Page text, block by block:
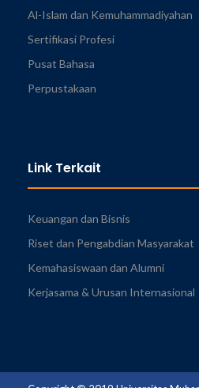
Al-Islam dan Kemuhammadiyahan
Sertifikasi Profesi
Pusat Bahasa
Perpustakaan
Link Terkait
Keuangan dan Bisnis
Riset dan Pengabdian Masyarakat
Kemahasiswaan dan Alumni
Kerjasama & Urusan Internasional